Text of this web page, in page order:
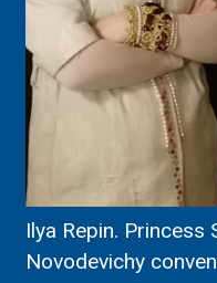
Ilya Repin. Princess
Novodevichy